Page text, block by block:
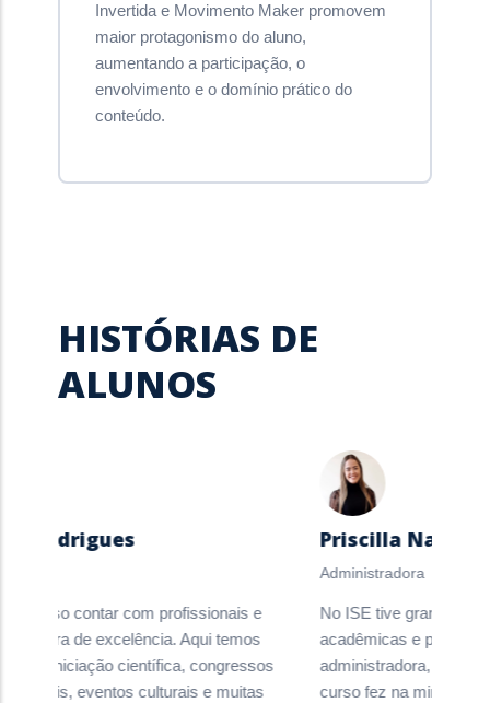
Invertida e Movimento Maker promovem
maior protagonismo do aluno,
aumentando a participação, o
envolvimento e o domínio prático do
conteúdo.
HISTÓRIAS DE
ALUNOS
Rodrigues
posso contar com profissionais e
de excelência. Aqui temos
à iniciação científica, congressos
eventos culturais e muitas
Priscilla
Administradora
No ISE tive grandes
acadêmicas e práticas.
administradora, percebo
curso fez na minha